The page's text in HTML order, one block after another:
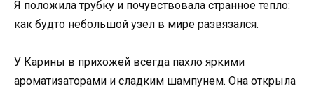
Я положила трубку и почувствовала странное тепло:
как будто небольшой узел в мире развязался.
У Карины в прихожей всегда пахло яркими
ароматизаторами и сладким шампунем. Она открыла